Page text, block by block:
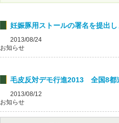
妊娠豚用ストールの署名を提出
2013/08/24
お知らせ
毛皮反対デモ行進2013 全国8都
2013/08/12
お知らせ